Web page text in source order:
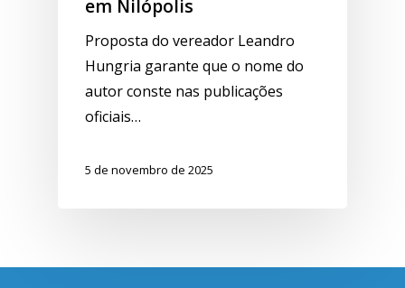
em Nilópolis
Proposta do vereador Leandro
Hungria garante que o nome do
autor conste nas publicações
oficiais…
5 de novembro de 2025